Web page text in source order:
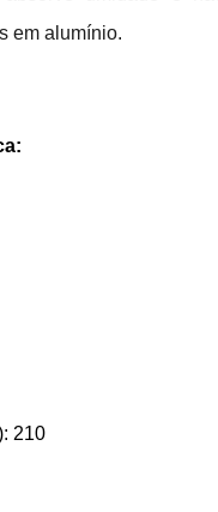
em alumínio.
210